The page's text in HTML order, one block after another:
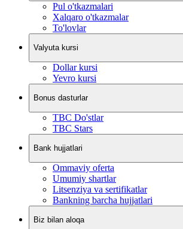
Pul o'tkazmalari
Xalqaro o'tkazmalar
To'lovlar
Valyuta kursi
Dollar kursi
Yevro kursi
Bonus dasturlar
TBC Do'stlar
TBC Stars
Bank hujjatlari
Ommaviy oferta
Umumiy shartlar
Litsenziya va sertifikatlar
Bankning barcha hujjatlari
Biz bilan aloqa